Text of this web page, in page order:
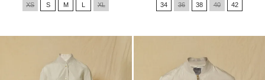
XS S M L XL 34 36 38 40 42